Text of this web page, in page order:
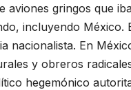
aviones gringos que
incluyendo
nacionalista. En
y obreros
hegemónico